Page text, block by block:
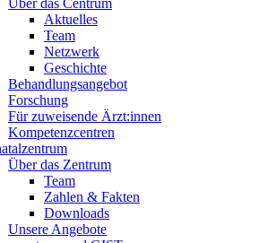
Über das Centrum
Aktuelles
Team
Netzwerk
Geschichte
Behandlungsangebot
Forschung
Für zuweisende Ärzt:innen
Kompetenzcentren
Über das Zentrum
Team
Zahlen & Fakten
Downloads
Unsere Angebote